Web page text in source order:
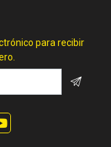
para recibir